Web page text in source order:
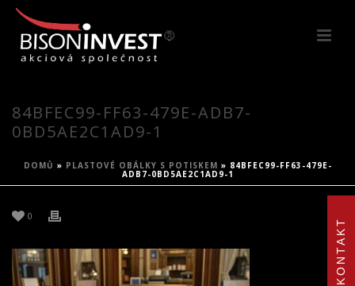
KONTAKT
84BFEC99-FF63-479E-ADB7-
0BD5AE2C1AD9-1
DOMŮ » PLASTOVÉ OBÁLKY S POTISKEM » 84BFEC99-FF63-479E-
ADB7-0BD5AE2C1AD9-1
0